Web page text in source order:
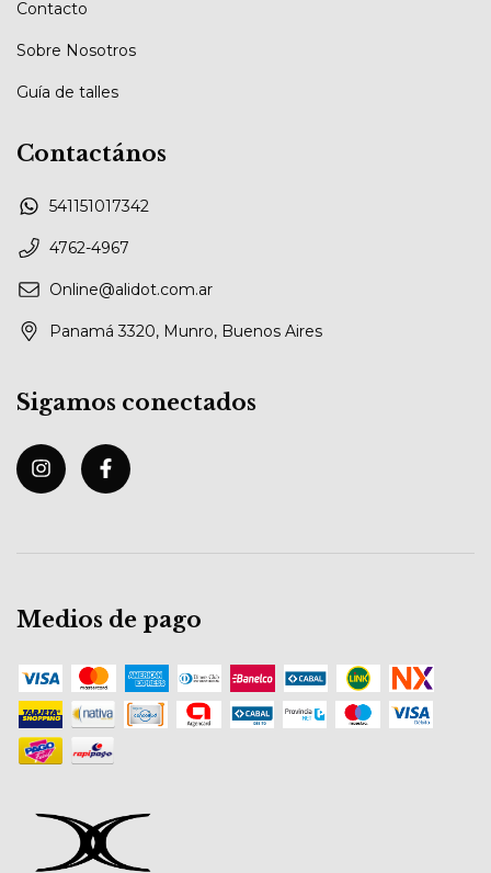
Contacto
Sobre Nosotros
Guía de talles
Contactános
541151017342
4762-4967
Online@alidot.com.ar
Panamá 3320, Munro, Buenos Aires
Sigamos conectados
Medios de pago